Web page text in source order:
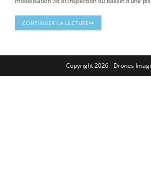
CONTINUER LA LECTURE
Copyright 2026 - Drones